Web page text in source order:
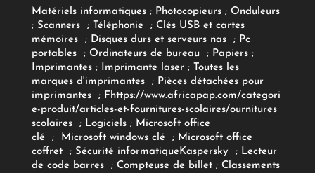
Matériels informatiques; Photocopieurs; Onduleurs
; Scanners ; Téléphonie ; Clés USB et cartes
mémoires
; Disques durs et serveurs nas ; Pc
portables
; Ordinateurs de bureau ; Papiers;
Imprimantes;Imprimante laser;
Toutes les
marques d'imprimantes
; Pièces détachées pour
imprimantes
; F https://www.africapap.com/categori
e-produit/articles-et-fournitures-scolaires/ournitures
scolaires; Logiciels ; Microsoft office
clé
; Microsoft windows clé; Microsoft office
coffret ; Sécurité informatiqueKaspersky ; Lecteur
de code barres
; Compteuse de billet; Classements